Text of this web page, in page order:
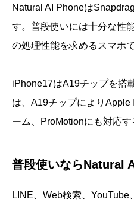
Natural AI Phoneは
す。普段使いには十分な性
の処理性能を求めるスマホ
iPhone17はA19チップを搭
は、A19チップにより
ーム、ProMotionにも対応す
普段使いならNatural
LINE、Web検索、